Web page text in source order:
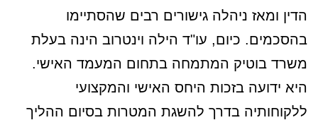
הדין ומאז ניהלה גישורים רבים שהסתיימו
בהסכמים. כיום, עו"ד הילה וינטרוב הינה בעלת
משרד בוטיק המתמחה בתחום המעמד האישי.
היא ידועה בזכות היחס האישי והמקצועי
ללקוחותיה בדרך להשגת המטרות בסיום ההליך